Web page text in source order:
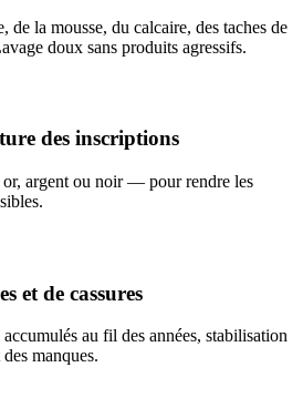
de la mousse, du calcaire, des taches de
doux sans produits agressifs.
des inscriptions
or, argent ou noir — pour rendre les
et de cassures
au fil des années, stabilisation
manques.